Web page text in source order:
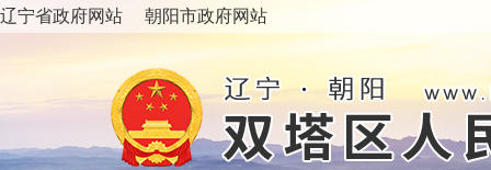
辽宁省政府网站 朝阳市政府网站